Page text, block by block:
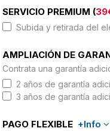
SERVICIO PREMIUM (
Subida y retirada del
AMPLIACIÓN DE
Contrata una garantía
2 años de garantía
3 años de garantía
PAGO FLEXIBLE +Info